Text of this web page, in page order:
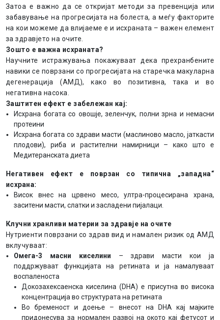
Затоа е важно да се откријат методи за превенција или
забавување на прогресијата на болеста, а меѓу факторите
на кои можеме да влијаеме е и исхраната – важен елемент
за здравјето на очите.
Зошто е важна исхраната?
Научните истражувања покажуваат дека прехранбените
навики се поврзани со прогресијата на старечка макуларна
дегенерација (АМД), како во позитивна, така и во
негативна насока.
Заштитен ефект е забележан кај:
Исхрана богата со овошје, зеленчук, полни зрна и немасни
протеини
Исхрана богата со здрави масти (маслиново масло, јаткасти
плодови), риба и растителни намирници – како што е
Медитеранската диета
Негативен ефект е поврзан со типична „западна“
исхрана:
Висок внес на црвено месо, ултра-процесирана храна,
заситени масти, слатки и засладени пијалаци.
Клучни хранливи материи за здравје на очите
Нутриенти поврзани со здрав вид и намален ризик од АМД
вклучуваат:
Омега-3 масни киселини – здрави масти кои ја
поддржуваат функцијата на ретината и ја намалуваат
воспаленоста
Докозахексаенска киселина (DHA) е присутна во висока
концентрација во структурата на ретината
Во бременост и доење – внесот на DHA кај мајките
придонесува за нормален развој на окото кај фетусот и